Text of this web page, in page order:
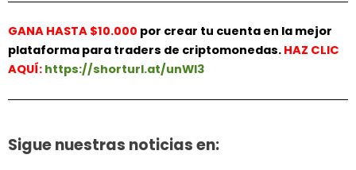
GANA HASTA $10.000 por crear tu cuenta en la mejor
plataforma para traders de criptomonedas. HAZ CLIC
AQUÍ: https://shorturl.at/unWl3
Sigue nuestras noticias en: